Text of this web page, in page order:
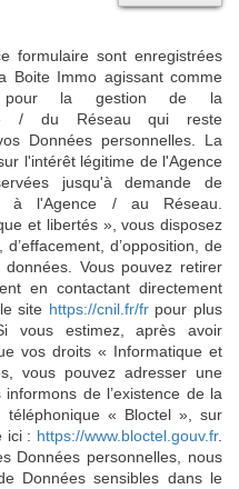
formulaire sont enregistrées
Boite Immo agissant comme
pour la gestion de la
/ du Réseau qui reste
Données personnelles. La
l'intérêt légitime de l'Agence
jusqu'à demande de
à l'Agence / au Réseau.
et libertés », vous disposez
d’opposition, de
Vous pouvez retirer
en contactant directement
site https://cnil.fr/frpour plus
vous estimez, après avoir
vos droits « Informatique et
vous pouvez adresser une
de l’existence de la
téléphonique « Bloctel », sur
ici : https://www.bloctel.gouv.fr.
Données personnelles, nous
Données sensibles dans le